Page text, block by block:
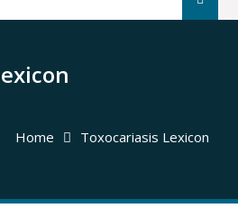
Home Toxocariasis Lexicon